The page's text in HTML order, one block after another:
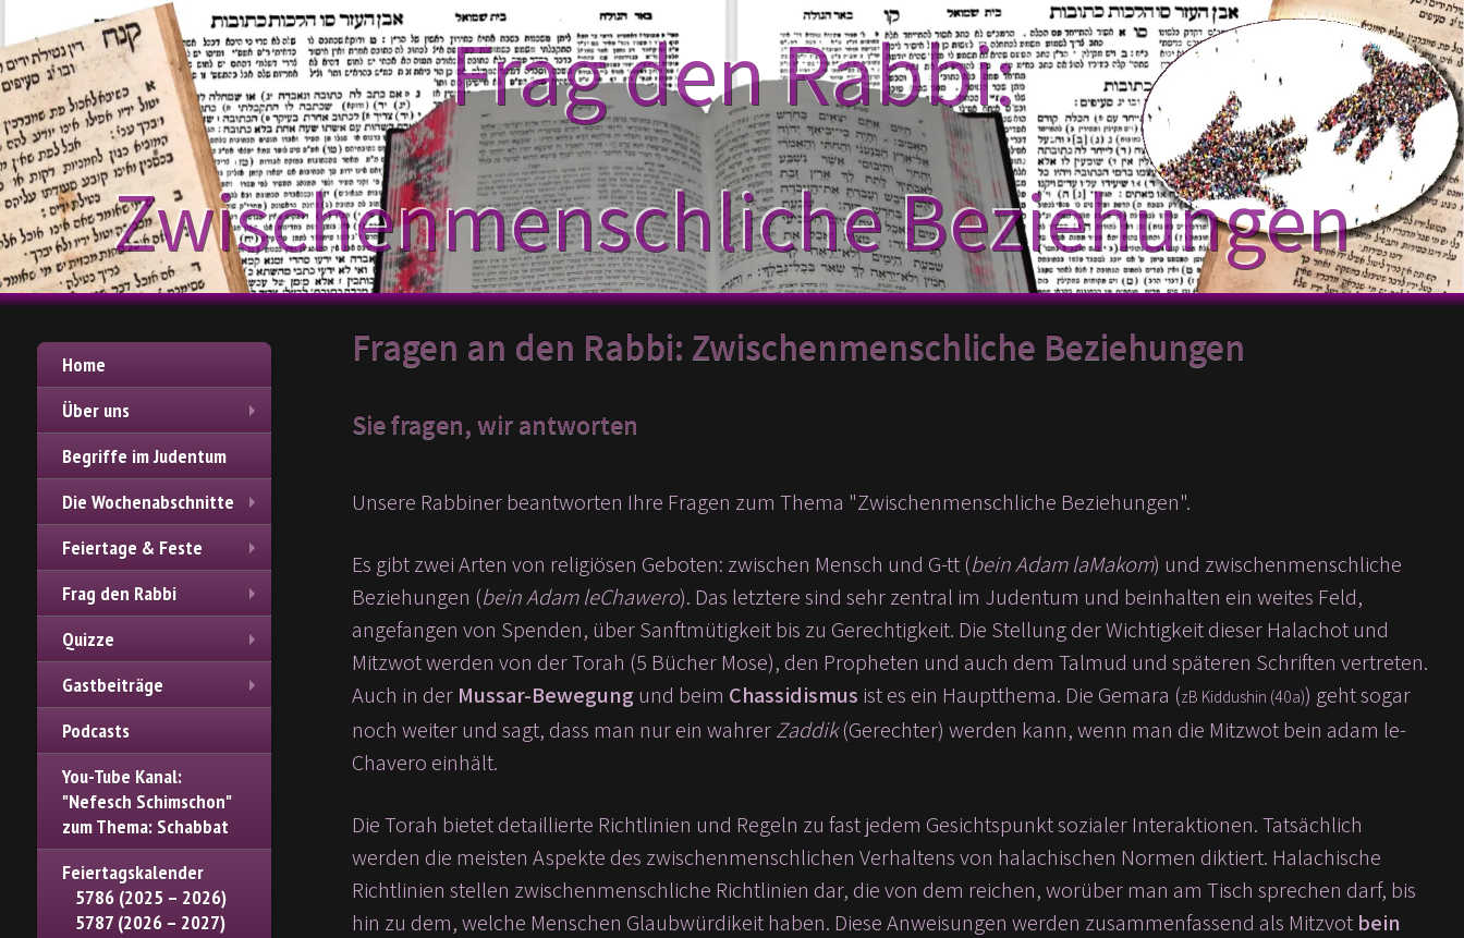
Frag den Rabbi:
Zwischenmenschliche Beziehungen
Home
Über uns
Begriffe im Judentum
Die Wochenabschnitte
Feiertage & Feste
Frag den Rabbi
Quizze
Gastbeiträge
Podcasts
You-Tube Kanal:
"Nefesch Schimschon"
zum Thema: Schabbat
Feiertagskalender
5786 (2025 – 2026)
5787 (2026 – 2027)
Fragen an den Rabbi: Zwischenmenschliche Beziehungen
Sie fragen, wir antworten
Unsere Rabbiner beantworten Ihre Fragen zum Thema "Zwischenmenschliche Beziehungen".
Es gibt zwei Arten von religiösen Geboten: zwischen Mensch und G-tt (bein Adam laMakom) und zwischenmenschliche
Beziehungen (bein Adam leChawero). Das letztere sind sehr zentral im Judentum und beinhalten ein weites Feld,
angefangen von Spenden, über Sanftmütigkeit bis zu Gerechtigkeit. Die Stellung der Wichtigkeit dieser Halachot und
Mitzwot werden von der Torah (5 Bücher Mose), den Propheten und auch dem Talmud und späteren Schriften vertreten.
Auch in der Mussar-Bewegung und beim Chassidismus ist es ein Hauptthema. Die Gemara (zB Kiddushin (40a)) geht sogar
noch weiter und sagt, dass man nur ein wahrerZaddik(Gerechter) werden kann, wenn man die Mitzwot bein adam le-
Chavero einhält.
Die Torah bietet detaillierte Richtlinien und Regeln zu fast jedem Gesichtspunkt sozialer Interaktionen. Tatsächlich
werden die meisten Aspekte des zwischenmenschlichen Verhaltens von halachischen Normen diktiert. Halachische
Richtlinien stellen zwischenmenschliche Richtlinien dar, die von dem reichen, worüber man am Tisch sprechen darf, bis
hin zu dem, welche Menschen Glaubwürdikeit haben. Diese Anweisungen werden zusammenfassend als Mitzvot bein